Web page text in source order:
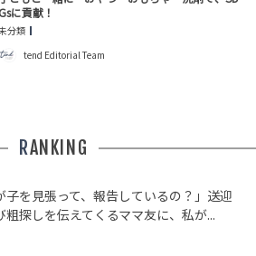
RECOMMEND
前の担当だろ」腹を空かせた子供を放ってゲー
Gsに貢献！
分類
tend Editorial Team
RANKING
子を見張って、報告しているの？」送迎
粗探しを伝えてくるママ友に、私が...